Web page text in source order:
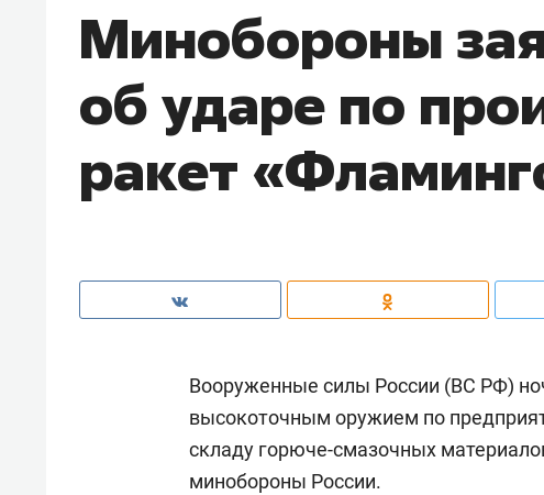
Минобороны
об ударе по
ракет
Вооруженные силы России (ВС РФ)
высокоточным оружием по
складу горюче-смазочных
минобороны России.